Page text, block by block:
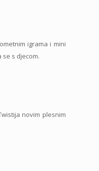
igrama i mini
s djecom.
novim plesnim